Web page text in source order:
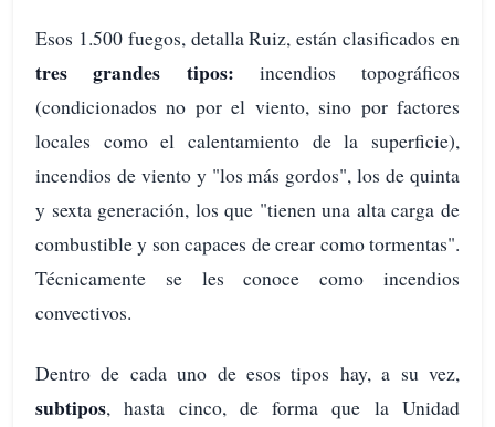
Esos 1.500 fuegos, detalla Ruiz, están clasificados en
tres grandes tipos: incendios topográficos
(condicionados no por el viento, sino por factores
locales como el calentamiento de la superficie),
incendios de viento y "los más gordos", los de quinta
y sexta generación, los que "tienen una alta carga de
combustible y son capaces de crear como tormentas".
Técnicamente se les conoce como incendios
convectivos.
Dentro de cada uno de esos tipos hay, a su vez,
subtipos, hasta cinco, de forma que la Unidad